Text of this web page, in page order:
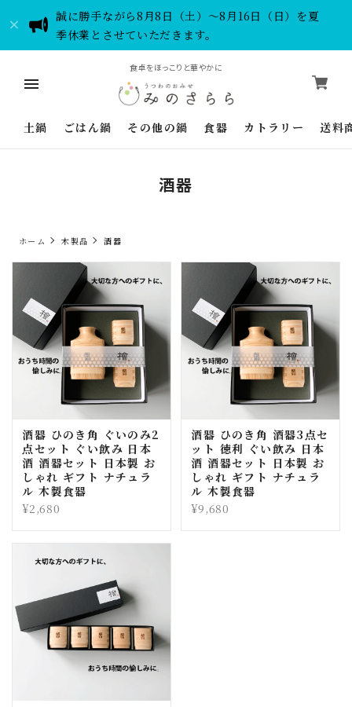
誠に勝手ながら8月8日（土）～8月16日（日）を夏
季休業とさせていただきます。
食卓をほっこりと華やかに
土鍋 ごはん鍋 その他の鍋 食器 カトラリー 送料
酒器
ホーム 木製品 酒器
酒器 ひのき角 ぐいのみ2
点セット ぐい飲み 日本
酒 酒器セット 日本製 お
しゃれ ギフト ナチュラ
ル 木製食器
¥2,680
酒器 ひのき角 酒器3点セ
ット 徳利 ぐい飲み 日本
酒 酒器セット 日本製 お
しゃれ ギフト ナチュラ
ル 木製食器
¥9,680